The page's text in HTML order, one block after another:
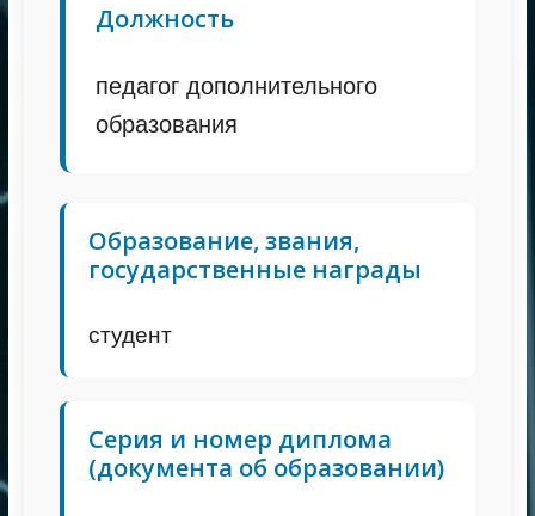
Должность
педагог дополнительного
образования
Образование, звания,
государственные награды
студент
Серия и номер диплома
(документа об образовании)